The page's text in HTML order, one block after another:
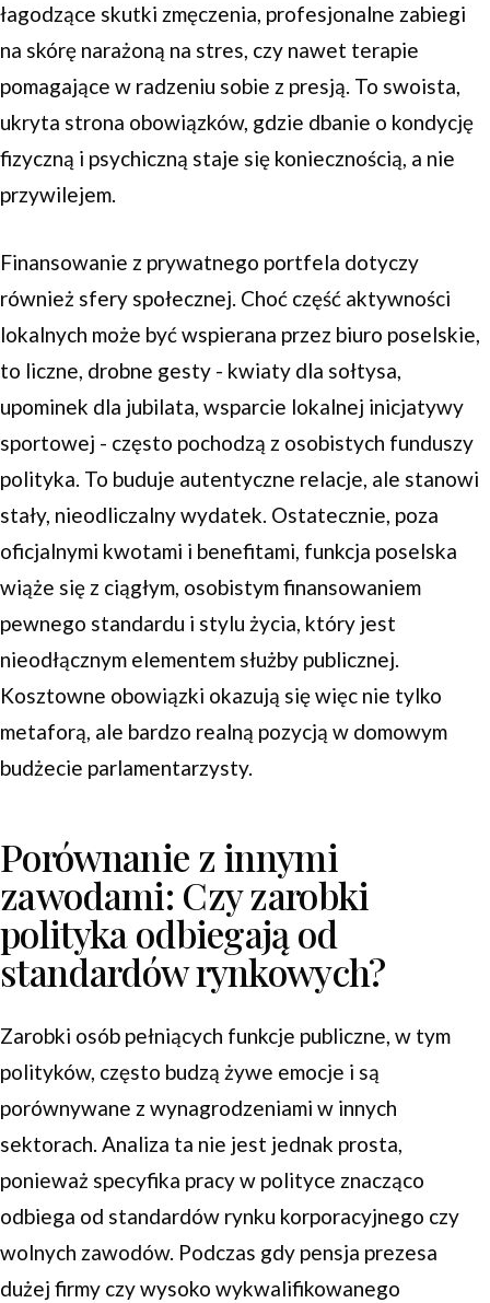
łagodzące skutki zmęczenia, profesjonalne zabiegi
na skórę narażoną na stres, czy nawet terapie
pomagające w radzeniu sobie z presją. To swoista,
ukryta strona obowiązków, gdzie dbanie o kondycję
fizyczną i psychiczną staje się koniecznością, a nie
przywilejem.
Finansowanie z prywatnego portfela dotyczy
również sfery społecznej. Choć część aktywności
lokalnych może być wspierana przez biuro poselskie,
to liczne, drobne gesty - kwiaty dla sołtysa,
upominek dla jubilata, wsparcie lokalnej inicjatywy
sportowej - często pochodzą z osobistych funduszy
polityka. To buduje autentyczne relacje, ale stanowi
stały, nieodliczalny wydatek. Ostatecznie, poza
oficjalnymi kwotami i benefitami, funkcja poselska
wiąże się z ciągłym, osobistym finansowaniem
pewnego standardu i stylu życia, który jest
nieodłącznym elementem służby publicznej.
Kosztowne obowiązki okazują się więc nie tylko
metaforą, ale bardzo realną pozycją w domowym
budżecie parlamentarzysty.
Porównanie z innymi
zawodami: Czy zarobki
polityka odbiegają od
standardów rynkowych?
Zarobki osób pełniących funkcje publiczne, w tym
polityków, często budzą żywe emocje i są
porównywane z wynagrodzeniami w innych
sektorach. Analiza ta nie jest jednak prosta,
ponieważ specyfika pracy w polityce znacząco
odbiega od standardów rynku korporacyjnego czy
wolnych zawodów. Podczas gdy pensja prezesa
dużej firmy czy wysoko wykwalifikowanego